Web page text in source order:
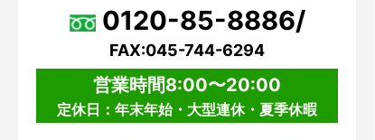
0120-85-8886/
FAX:045-744-6294
営業時間8:00〜20:00
定休日：年末年始・大型連休・夏季休暇